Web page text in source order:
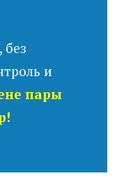
без
и
пары